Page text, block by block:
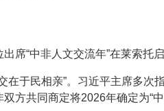
席“中非人文交流年”在莱索
在于民相亲”。习近平主席多
方共同商定将2026年确定为“